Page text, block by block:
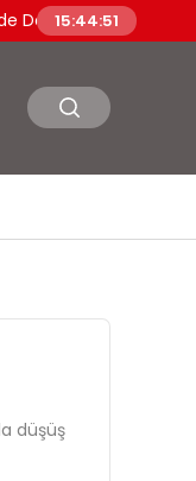
Vatandaşlık
15:44:52
düşüş